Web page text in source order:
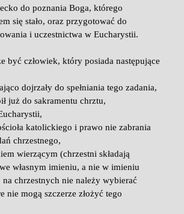
do poznania Boga, którego
się stało, oraz przygotować do
i uczestnictwa w Eucharystii.
być człowiek, który posiada następujące
dojrzały do spełniania tego zadania,
już do sakramentu chrztu,
katolickiego i prawo nie zabrania
chrzestnego,
wierzącym (chrzestni składają
własnym imieniu, a nie w imieniu
chrzestnych nie należy wybierać
nie mogą szczerze złożyć tego